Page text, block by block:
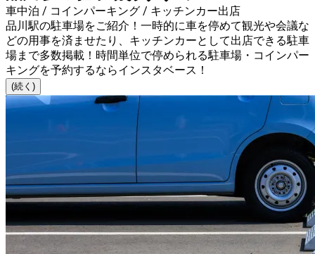
車中泊 / コインパーキング / キッチンカー出店
品川駅の駐車場をご紹介！一時的に車を停めて観光や会議な
どの用事を済ませたり、キッチンカーとして出店できる駐車
場まで多数掲載！時間単位で停められる駐車場・コインパー
キングを予約するならインスタベース！
(続く)